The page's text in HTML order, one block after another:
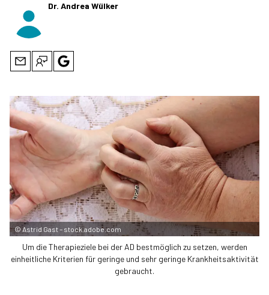
Dr. Andrea Wülker
©Astrid Gast – stock.adobe.com
Um die Therapieziele bei der AD bestmöglich zu setzen, werden
einheitliche Kriterien für geringe und sehr geringe Krankheitsaktivität
gebraucht.